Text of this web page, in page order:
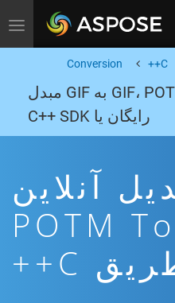
Toggle navigation
C++
Conversion
تبدیل پاورپوینت بهGIF، POTM به GIF مبدل
رایگان یا C++ SDK
آنلاین
رایگان POTM To